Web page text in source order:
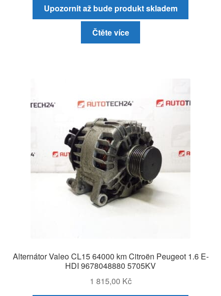
Upozornit až bude produkt skladem
Čtěte více
Alternátor Valeo CL15 64000 km Citroën Peugeot 1.6 E-
HDI 9678048880 5705KV
1 815,00 Kč